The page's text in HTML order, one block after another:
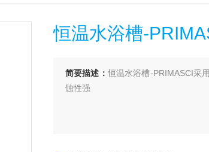
恒温水浴槽-
简要描述：恒温水浴槽-PRIMASCI采
蚀性强